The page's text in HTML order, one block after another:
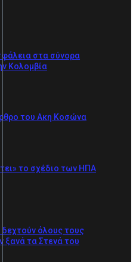
στα σύνορα
Κολομβία
του Ακη Κοσώνα
το σχέδιο των ΗΠΑ
δεχτούν όλους τους
ξανά τα Στενά του